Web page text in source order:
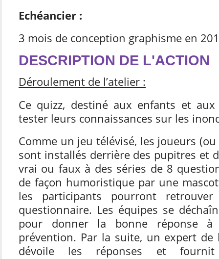
Echéancier :
3 mois de conception graphisme en
DESCRIPTION DE L'ACTION
Déroulement de l’atelier :
Ce quizz, destiné aux enfants et
tester leurs connaissances sur les
Comme un jeu télévisé, les joueurs
sont installés derrière des pupitres et
vrai ou faux à des séries de 8
de façon humoristique par une
les participants pourront
questionnaire. Les équipes se
pour donner la bonne réponse à
prévention. Par la suite, un expert de
dévoile les réponses et fournit